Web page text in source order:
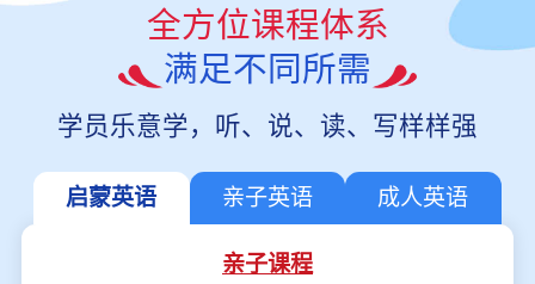
全方位课程体系
满足不同所需
学员乐意学，听、说、读、写样样强
启蒙英语 亲子英语 成人英语
亲子课程